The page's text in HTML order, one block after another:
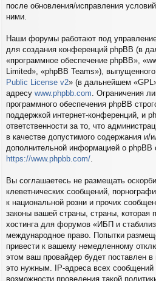
после обновления/исправления
ними.
Наши форумы работают под
для создания конференций phpBB (в
«программное обеспечение phpBB»,
Limited», «phpBB Teams»),
Public License v2» (в дальнейшем
адресу www.phpbb.com . Ограничения
программного обеспечения phpBB
поддержкой интернет-конференций, и
ответственности за то, что
в качестве допустимого содержания и/
дополнительной информацией о phpBB
https://www.phpbb.com/
Вы соглашаетесь не размещать
клеветнических сообщений,
к национальной розни и прочих
законы вашей страны, страны, которая
хостинга для форумов «ИБП и
международное право. Попытки
привести к вашему немедленному
этом ваш провайдер будет поставлен
это нужным. IP-адреса всех сообщений
возможности проведения такой